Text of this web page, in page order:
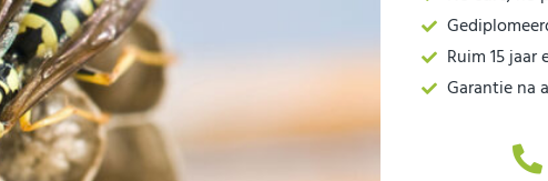
Ruim 15 jaar
Garantie na